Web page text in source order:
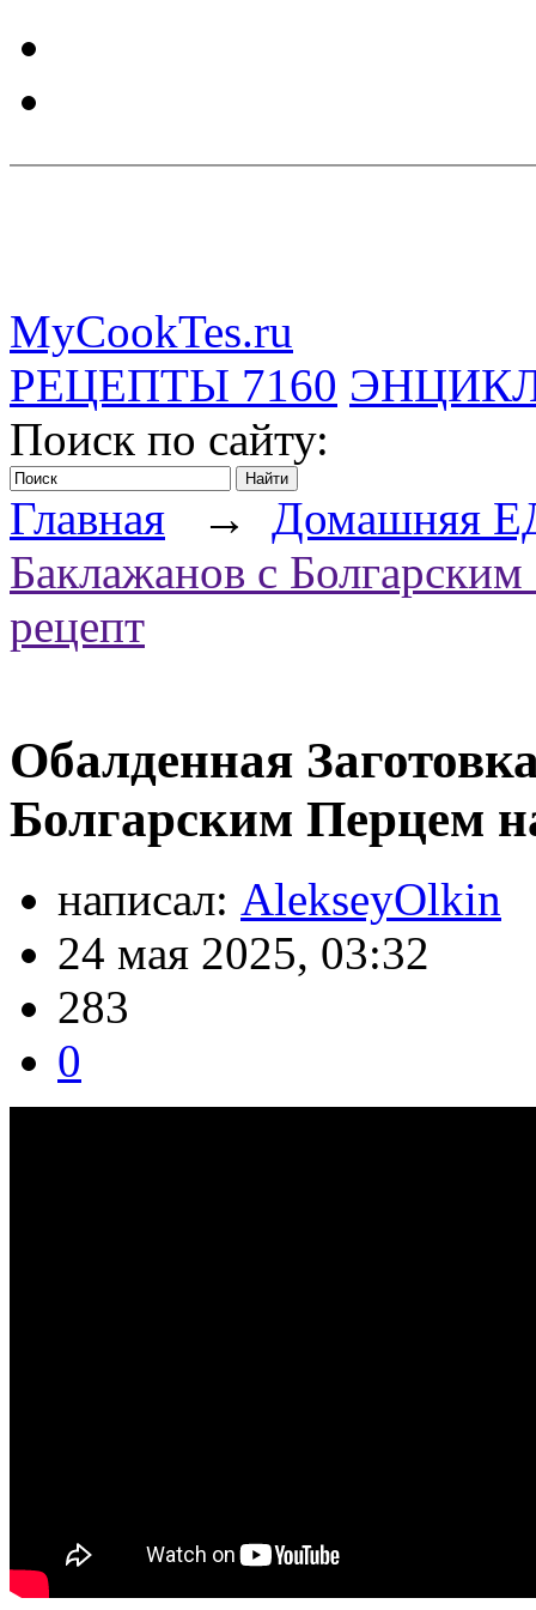
MyCookTes.ru
РЕЦЕПТЫ 7160
Поиск по сайту:
Главная → Домашняя
Баклажанов с
рецепт
Обалденная
Болгарским Перцем
написал: AlekseyOlkin
24 мая 2025, 03:32
283
0